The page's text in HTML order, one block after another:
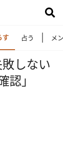
す 占う メ
しない
」